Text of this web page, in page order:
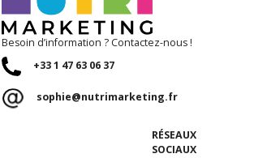
Besoin d’information ? Contactez-nous !
+33 1 47 63 06 37
sophie@nutrimarketing.fr
RÉSEAUX
SOCIAUX